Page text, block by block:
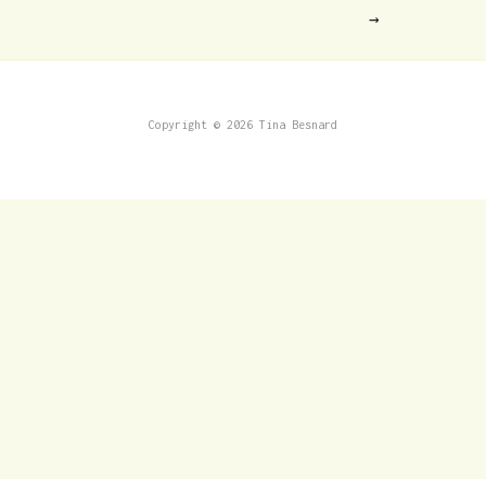
→
Copyright © 2026 Tina Besnard